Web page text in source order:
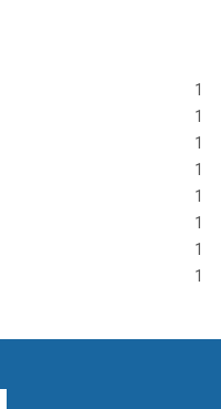
1
1
1
1
1
1
1
1